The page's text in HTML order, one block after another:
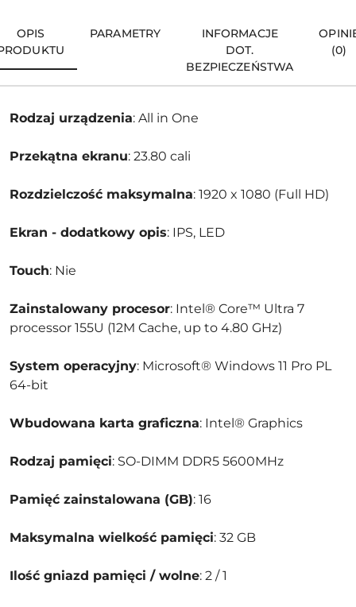
OPIS
PARAMETRY
INFORMACJE
DOT.
BEZPIECZEŃSTWA
(0)
Rodzaj urządzenia: All in One
Przekątna ekranu: 23.80 cali
Rozdzielczość maksymalna: 1920 x 1080 (Full HD)
Ekran - dodatkowy opis: IPS, LED
Touch: Nie
Zainstalowany procesor: Intel® Core™ Ultra 7
processor 155U (12M Cache, up to 4.80 GHz)
System operacyjny: Microsoft® Windows 11 Pro PL
64-bit
Wbudowana karta graficzna: Intel® Graphics
Rodzaj pamięci: SO-DIMM DDR5 5600MHz
Pamięć zainstalowana (GB): 16
Maksymalna wielkość pamięci: 32 GB
Ilość gniazd pamięci / wolne: 2 / 1